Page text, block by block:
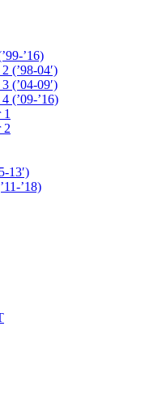
’16)
(’98-04′)
(’04-09′)
(’09-’16)
2
13′)
’18)